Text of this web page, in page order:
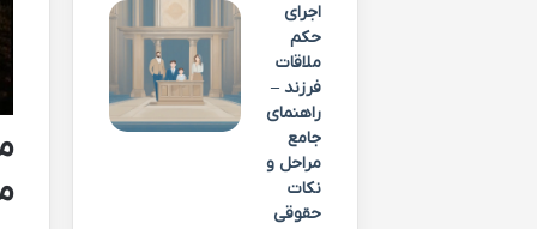
اجرای
حکم
ملاقات
فرزند –
راهنمای
جامع
مراحل و
نکات
حقوقی